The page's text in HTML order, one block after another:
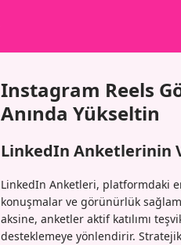
Instagram Reels
Anında Yükseltin
LinkedIn Anketlerinin
LinkedIn Anketleri, platformdaki
konuşmalar ve görünürlük
aksine, anketler aktif katılımı
desteklemeye yönlendirir.